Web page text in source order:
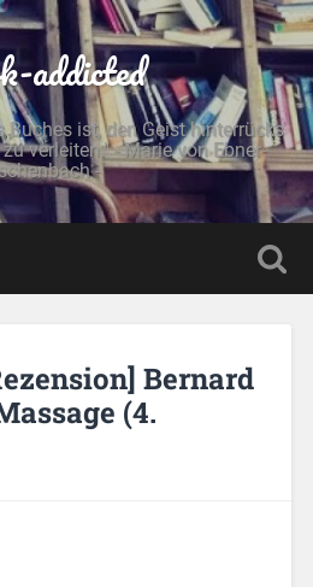
addicted
Buches ist, den Geist hinterrücks
verleiten." - Marie von Ebner-
-
Bernard
(4.